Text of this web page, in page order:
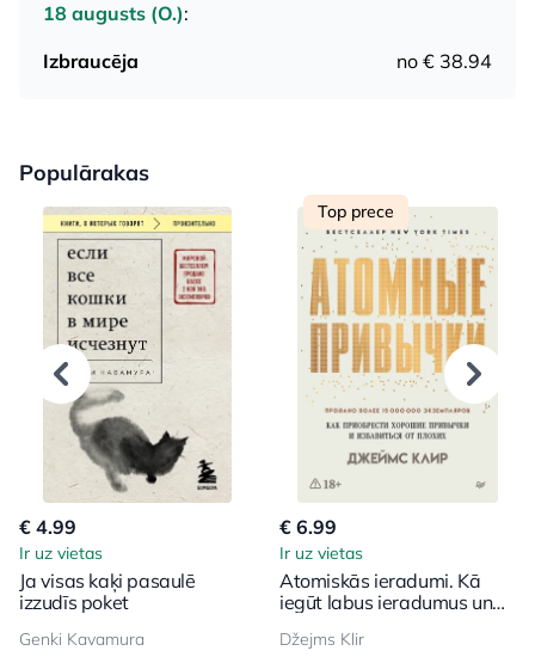
18 augusts (O.):
Izbraucēja
no € 38.94
Populārakas
€ 4.99
Ir uz vietas
Ja visas kaķi pasaulē
izzudīs poket
Genki Kavamura
Top prece
€ 6.99
Ir uz vietas
Atomiskās ieradumi. Kā
iegūt labus ieradumus un
Džejms Klir